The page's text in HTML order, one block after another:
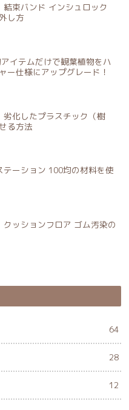
結束バンド インシュロック
し方
アイテムだけで観葉植物をハ
ー仕様にアップグレード！
劣化したプラスチック（樹
る方法
テーション 100均の材料を使
クッションフロア ゴム汚染の
64
28
12